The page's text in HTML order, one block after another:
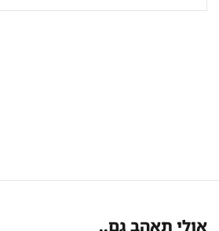
אולי תאהב גם..